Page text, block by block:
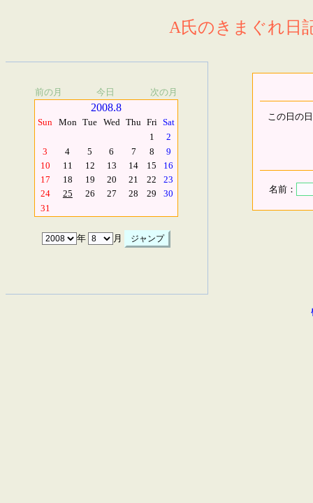
A氏のきまぐれ日
前の月 今日 次の月
2008.8
Sun Mon Tue Wed Thu Fri Sat
1
2
3
4 5 6 7 8
9
10
11 12 13 14 15
16
17
18 19 20 21 22
23
24
25 26 27 28 29
30
31
年 月
この日の
名前：